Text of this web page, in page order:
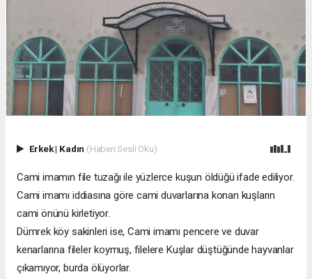
Erkek| Kadın (Haberi Sesli Oku)
Cami imamın file tuzağı ile yüzlerce kuşun öldüğü ifade ediliyor.
Cami imamı iddiasına göre cami duvarlarına konan kuşların
cami önünü kirletiyor.
Dümrek köy sakinleri ise, Cami imamı pencere ve duvar
kenarlarına fileler koymuş, filelere Kuşlar düştüğünde hayvanlar
çıkamıyor, burda ölüyorlar.